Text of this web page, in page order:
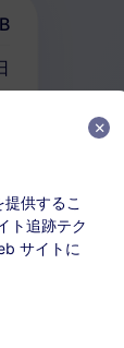
？
ク
供するこ
ト追跡テク
サイトに